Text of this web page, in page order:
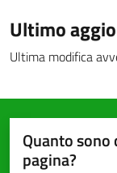
Ultimo
Ultima modifica
Quanto
pagina?